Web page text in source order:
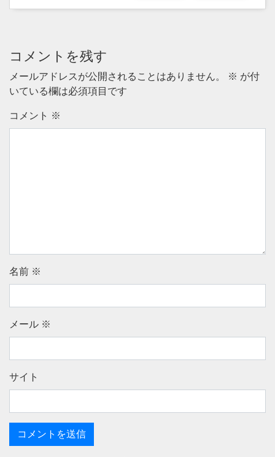
コメントを残す
メールアドレスが公開されることはありません。 ※ が付
いている欄は必須項目です
コメント ※
名前 ※
メール ※
サイト